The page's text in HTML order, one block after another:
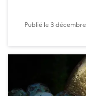
Publié le3